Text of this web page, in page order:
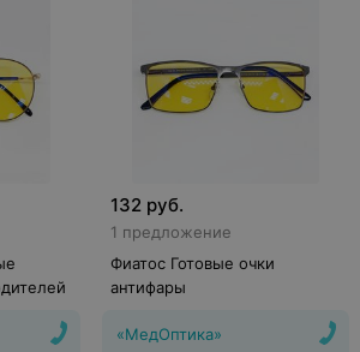
132 руб.
1 предложение
Фиатос Готовые очки
антифары
«МедОптика»